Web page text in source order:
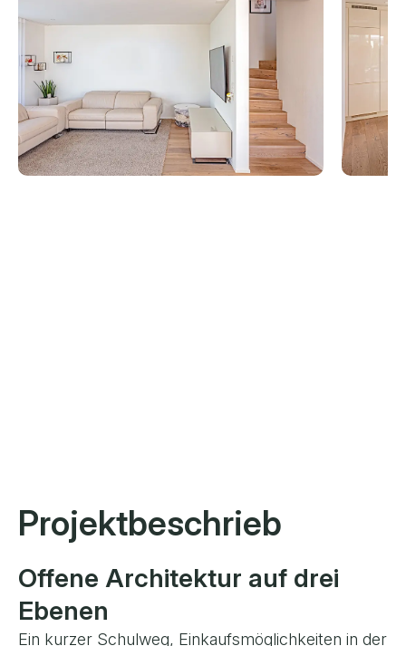
Projektbeschrieb
Offene Architektur auf drei
Ebenen
Ein kurzer Schulweg, Einkaufsmöglichkeiten in der